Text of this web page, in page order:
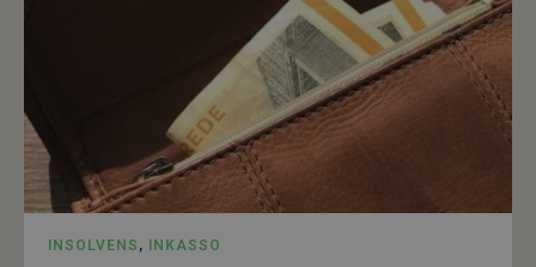
INSOLVENS , INKASSO